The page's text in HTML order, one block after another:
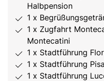
Halbpension
1 x
1 x Zugfahrt
Montecatini
1 x Stadtführung
1 x Stadtführung Pisa
1 x Stadtführung